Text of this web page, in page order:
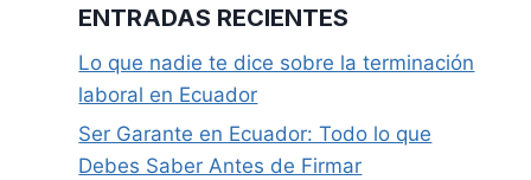
ENTRADAS RECIENTES
Lo que nadie te dice sobre la terminación
laboral en Ecuador
Ser Garante en Ecuador: Todo lo que
Debes Saber Antes de Firmar